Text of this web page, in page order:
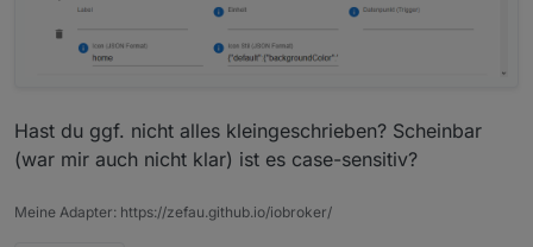
Hast du ggf. nicht alles kleingeschrieben? Scheinbar
(war mir auch nicht klar) ist es case-sensitiv?
Meine Adapter: https://zefau.github.io/iobroker/